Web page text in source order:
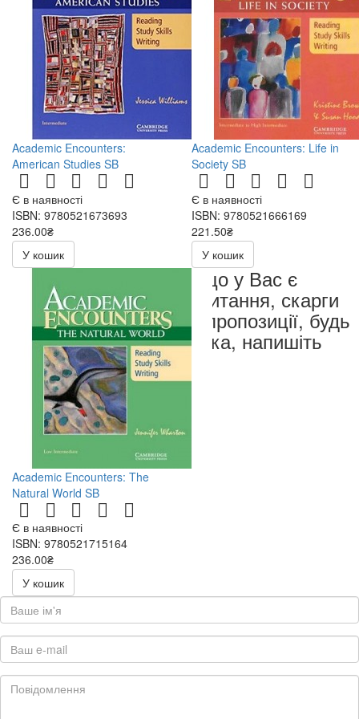
Academic Encounters:
American Studies SB
Є в наявності
ISBN: 9780521673693
236.00₴
472.00₴
У кошик
Academic Encounters: Life in
Society SB
Є в наявності
ISBN: 9780521666169
221.50₴
443.00₴
У кошик
Academic Encounters: The
Natural World SB
Є в наявності
ISBN: 9780521715164
236.00₴
472.00₴
У кошик
Якщо у Вас є
запитання, скарги
чи пропозиції, будь
ласка, напишіть